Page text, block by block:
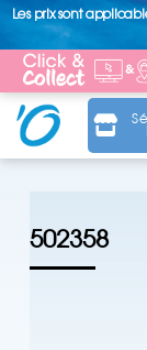
Les prix sont
502358